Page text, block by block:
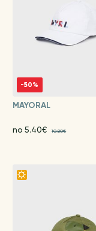
-50%
MAYORAL
no 5.40€ 10.80€